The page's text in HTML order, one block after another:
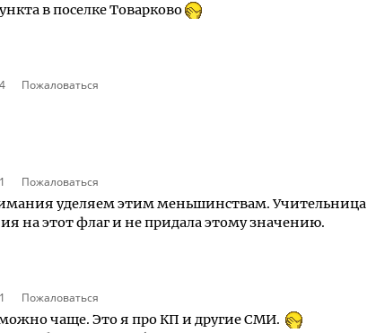
в поселке Товарково
4 Пожаловаться
1 Пожаловаться
уделяем этим меньшинствам. Учительница
на этот флаг и не придала этому значению.
1 Пожаловаться
чаще. Это я про КП и другие СМИ.